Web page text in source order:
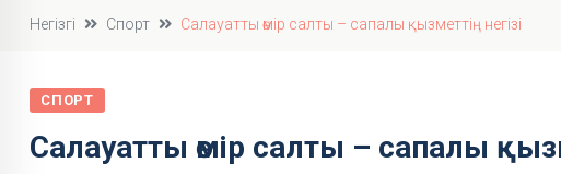
Негізгі Спорт Салауатты өмір салты – сапалы қызметтің негізі
СПОРТ
Салауатты өмір салты – сапалы